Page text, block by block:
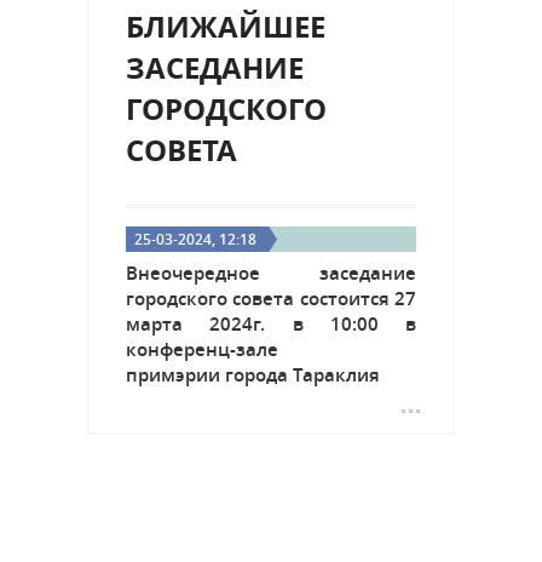
БЛИЖАЙШЕЕ
ЗАСЕДАНИЕ
ГОРОДСКОГО
СОВЕТА
25-03-2024, 12:18
Внеочередное заседание
городского совета состоится 27
марта 2024г. в 10:00 в
конференц-зале
примэрии города Тараклия